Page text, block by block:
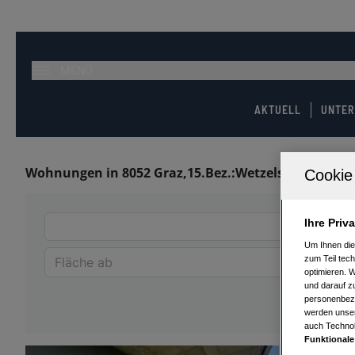
AKTUELL
Wohnungen in 8052 Graz,15.Bez.:Wetzelsdorf
Ihre
Um Ihnen
zum Teil
optimieren.
und darauf
werden
auch